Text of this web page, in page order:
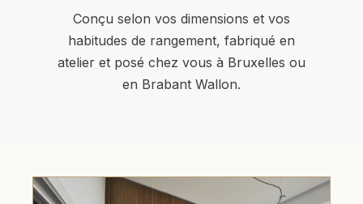
Conçu selon vos dimensions et vos
habitudes de rangement, fabriqué en
atelier et posé chez vous à Bruxelles ou
en Brabant Wallon.